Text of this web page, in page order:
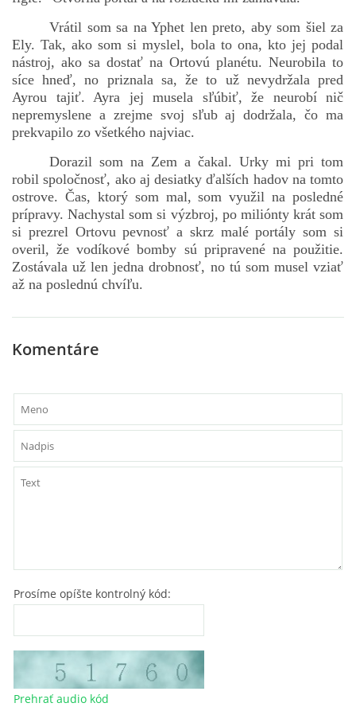
Vrátil som sa na Yphet len preto, aby som šiel za
Ely. Tak, ako som si myslel, bola to ona, kto jej podal
nástroj, ako sa dostať na Ortovú planétu. Neurobila to
síce hneď, no priznala sa, že to už nevydržala pred
Ayrou tajiť. Ayra jej musela sľúbiť, že neurobí nič
nepremyslene a zrejme svoj sľub aj dodržala, čo ma
prekvapilo zo všetkého najviac.
Dorazil som na Zem a čakal. Urky mi pri tom
robil spoločnosť, ako aj desiatky ďalších hadov na tomto
ostrove. Čas, ktorý som mal, som využil na posledné
prípravy. Nachystal som si výzbroj, po miliónty krát som
si prezrel Ortovu pevnosť a skrz malé portály som si
overil, že vodíkové bomby sú pripravené na použitie.
Zostávala už len jedna drobnosť, no tú som musel vziať
až na poslednú chvíľu.
Komentáre
Prosíme opíšte kontrolný kód:
Prehrať audio kód